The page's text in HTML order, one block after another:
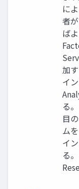
に
者
ば
加
イ
る
目
ム
イ
る